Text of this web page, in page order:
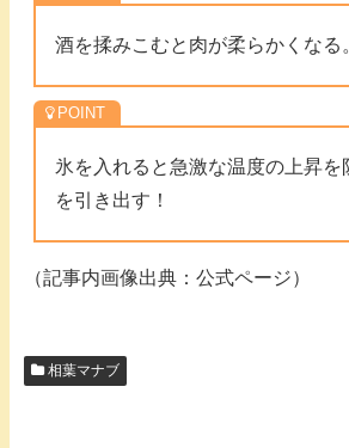
酒を揉みこむと肉が柔らかくなる
氷を入れると急激な温度の上昇を
を引き出す！
（記事内画像出典：公式ページ）
相葉マナブ